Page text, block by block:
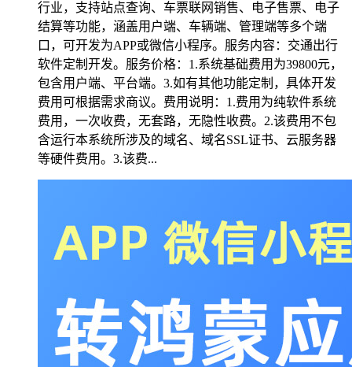
行业，支持站点查询、车票联网销售、电子售票、电子
结算等功能，涵盖用户端、车辆端、管理端等多个端
口，可开发为APP或微信小程序。服务内容：交通出行
软件定制开发。服务价格：1.系统基础费用为39800元，
包含用户端、平台端。3.如有其他功能定制，具体开发
费用可根据需求商议。费用说明：1.费用为纯软件系统
费用，一次收费，无套路，无隐性收费。2.该费用不包
含运行本系统所涉及的域名、域名SSL证书、云服务器
等硬件费用。3.该费...